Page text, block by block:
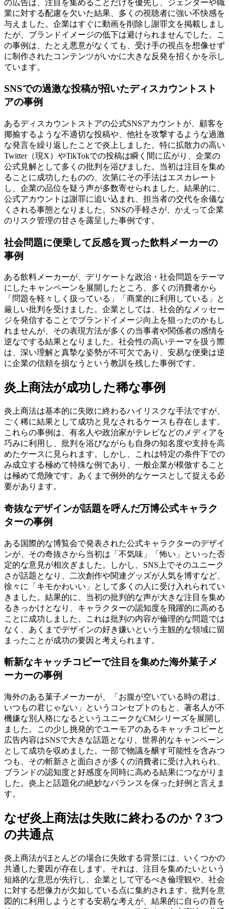
の広告は、注目を集めることだけを優先し、ジェンダーや職
業に対する配慮を欠いた結果、多くの視聴者に強い不快感を
与えました。企業はすぐに動画を削除し謝罪文を掲載しまし
たが、ブランドイメージの低下は避けられませんでした。こ
の事例は、たとえ悪意がなくても、受け手の視点を想像せず
に制作されたコンテンツがいかに大きな反発を招くかを示し
ています。
SNSでの過激な投稿が招いたディスカウントスト
アの事例
あるディスカウントストアの公式SNSアカウントが、顧客を
揶揄するような不適切な投稿や、他社を攻撃するような過激
な発言を繰り返したことで炎上しました。特に拡散力の高い
Twitter（現X）やTikTokでの投稿は瞬く間に広がり、企業の
公式見解として多くの批判を浴びました。当初は注目を集め
ることに成功したものの、次第にその手法はエスカレート
し、企業の品位を疑う声が多数寄せられました。結果的に、
公式アカウントは謝罪に追い込まれ、担当者の交代を余儀な
くされる事態となりました。SNSの手軽さが、かえって企業
のリスク管理の甘さを露呈した事例です。
社会問題に便乗して反感を買った飲料メーカーの
事例
ある飲料メーカーが、デリケートな政治・社会問題をテーマ
にしたキャンペーンを展開したところ、多くの消費者から
「問題を軽々しく扱っている」「商業的に利用している」と
厳しい批判を受けました。企業としては、社会的なメッセー
ジを発信することでブランドイメージ向上を狙ったのかもし
れませんが、その表現方法が多くの当事者や関係者の感情を
逆なでする結果となりました。社会性の高いテーマを扱う際
は、深い理解と真摯な姿勢が不可欠であり、安易な便乗は逆
に企業の信頼を損なうという教訓を残した事例です。
炎上商法が成功した稀な事例
炎上商法は基本的に失敗に終わるハイリスクな手法ですが、
ごく稀に結果として成功と見なされるケースも存在します。
これらの事例は、有名人や政治家がテレビなどのメディアを
巧みに利用し、批判を浴びながらも自身の知名度や支持を高
めたケースに見られます。しかし、これは特定の条件下での
み成立する極めて特殊な例であり、一般企業が模倣すること
は極めて危険です。あくまで例外的なケースとして捉える必
要があります。
奇抜なデザインが話題を呼んだ万博公式キャラク
ターの事例
ある国際的な博覧会で発表された公式キャラクターのデザイ
ンが、その奇抜さから当初は「不気味」「怖い」といった否
定的な意見が相次ぎました。しかし、SNS上でそのユニーク
さが話題となり、二次創作や関連グッズが人気を博すなど、
徐々に「キモかわいい」として多くの人に受け入れられてい
きました。結果的に、当初の批判的な声が大きな注目を集め
るきっかけとなり、キャラクターの認知度を飛躍的に高める
ことに成功しました。これは批判の内容が倫理的な問題では
なく、あくまでデザインの好き嫌いという主観的な領域に留
まったことが成功の要因と考えられます。
斬新なキャッチコピーで注目を集めた海外菓子メ
ーカーの事例
海外のある菓子メーカーが、「お腹が空いている時の君は、
いつもの君じゃない」というコンセプトのもと、著名人が不
機嫌な別人格になるというユニークなCMシリーズを展開し
ました。この少し挑発的でユーモアのあるキャッチコピーと
広告内容はSNSで大きな話題となり、世界的なキャンペーン
として成功を収めました。一部で物議を醸す可能性を含みつ
つも、その斬新さと面白さが多くの消費者に受け入れられ、
ブランドの認知度と好感度を同時に高める結果につながりま
した。炎上と話題化の絶妙なバランスを保った好例と言えま
す。
なぜ炎上商法は失敗に終わるのか？3つ
の共通点
炎上商法がほとんどの場合に失敗する背景には、いくつかの
共通した要因が存在します。それは、注目を集めたいという
短絡的な意思が先行し、企業として守るべき倫理観や、社会
に対する想像力が欠如している点に集約されます。批判を意
図的に利用しようとする安易な考えが、結果的に自らの首を